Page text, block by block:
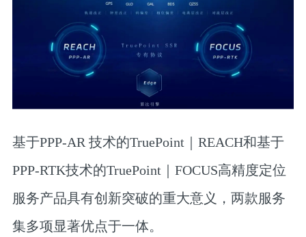
基于PPP-AR 技术的TruePoint｜REACH和基于
PPP-RTK技术的TruePoint｜FOCUS高精度定位
服务产品具有创新突破的重大意义，两款服务
集多项显著优点于一体。